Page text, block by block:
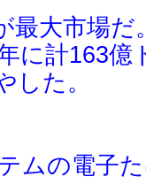
最大市場
に計163
した。
ムの電子